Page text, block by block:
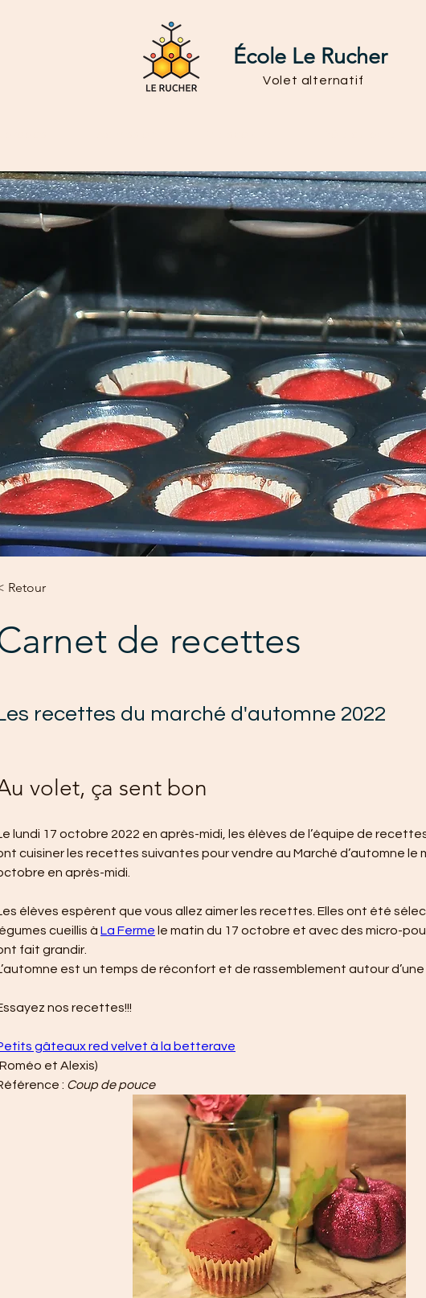
École Le Rucher
Volet alternatif
Retour
de recettes
recettes du marché d'automne 2022
volet, ça sent bon
lundi 17 octobre 2022 en après-midi, les élèves de l’équipe de
cuisiner les recettes suivantes pour vendre au Marché d’automne le
en après-midi.
élèves espèrent que vous allez aimer les recettes. Elles ont été
légumes cueillis à La Ferme le matin du 17 octobre et avec des micro-
fait grandir.
est un temps de réconfort et de rassemblement autour
nos recettes!!!
gâteaux red velvet à la betterave
et Alexis)
: Coup de pouce